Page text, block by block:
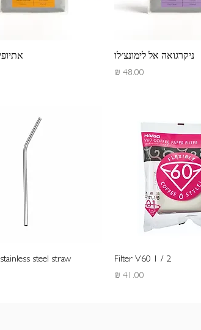
תצוגה מהירה
ניקרגואה אל לימונצ׳לו
מחיר
תצוגה מהירה
תצוגה מהירהFilter V60 1 / 2
מחיר
תצוגה מהירה
steel straw